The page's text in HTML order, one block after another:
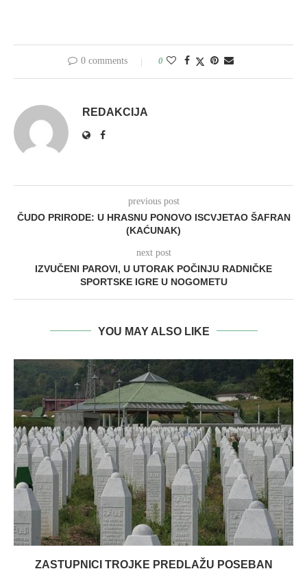
0 comments 0
REDAKCIJA
previous post
ČUDO PRIRODE: U HRASNU PONOVO ISCVJETAO ŠAFRAN
(KAĆUNAK)
next post
IZVUČENI PAROVI, U UTORAK POČINJU RADNIČKE
SPORTSKE IGRE U NOGOMETU
YOU MAY ALSO LIKE
ZASTUPNICI TROJKE PREDLAŽU POSEBAN